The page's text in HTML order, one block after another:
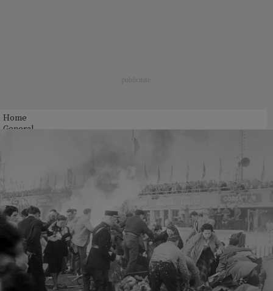
Home
General